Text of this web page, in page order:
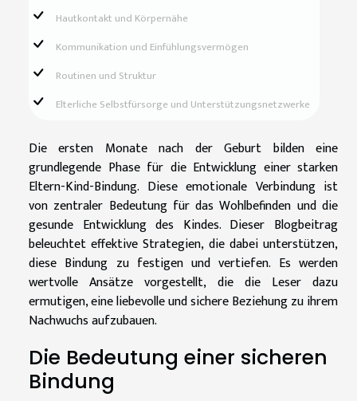
Hautkontakt und Körpernähe
Kommunikation und Einfühlungsvermögen
Routinen und Struktur
Elterliche Selbstfürsorge und Unterstützungsnetzwerke
Die ersten Monate nach der Geburt bilden eine
grundlegende Phase für die Entwicklung einer starken
Eltern-Kind-Bindung. Diese emotionale Verbindung ist
von zentraler Bedeutung für das Wohlbefinden und die
gesunde Entwicklung des Kindes. Dieser Blogbeitrag
beleuchtet effektive Strategien, die dabei unterstützen,
diese Bindung zu festigen und vertiefen. Es werden
wertvolle Ansätze vorgestellt, die die Leser dazu
ermutigen, eine liebevolle und sichere Beziehung zu ihrem
Nachwuchs aufzubauen.
Die Bedeutung einer sicheren
Bindung